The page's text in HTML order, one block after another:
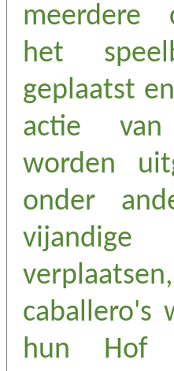
meerdere
het
geplaatst
actie
worden
onder
caballero's
hun Hof